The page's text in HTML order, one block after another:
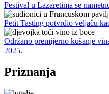
Festival u Lazaretima se
Petit Tasting potvrdio veljaču
Održano premijerno kušanje
2025.
Priznanja